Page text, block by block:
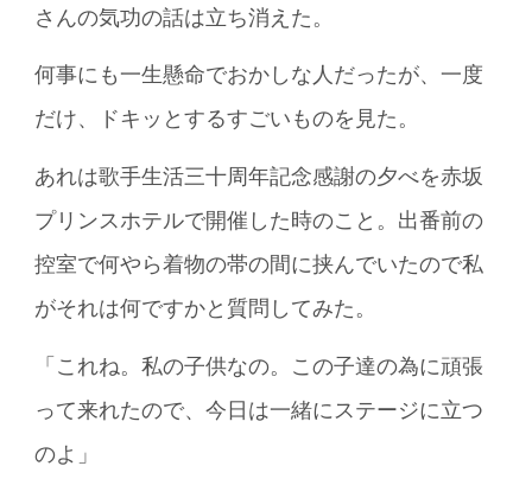
さんの気功の話は立ち消えた。
何事にも一生懸命でおかしな人だったが、一度
だけ、ドキッとするすごいものを見た。
あれは歌手生活三十周年記念感謝の夕べを赤坂
プリンスホテルで開催した時のこと。出番前の
控室で何やら着物の帯の間に挟んでいたので私
がそれは何ですかと質問してみた。
「これね。私の子供なの。この子達の為に頑張
って来れたので、今日は一緒にステージに立つ
のよ」